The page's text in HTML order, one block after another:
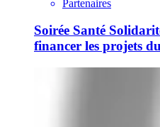
Partenaires
Soirée Santé
financer les projets